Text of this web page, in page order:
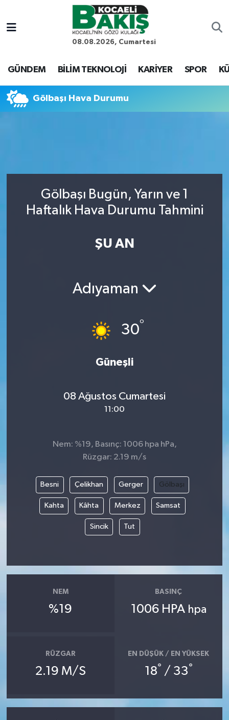
08.08.2026, Cumartesi
GÜNDEM BİLİM TEKNOLOJİ KARİYER SPOR
Gölbaşı Hava Durumu
Gölbaşı Bugün, Yarın ve 1
Haftalık Hava Durumu Tahmini
ŞU AN
Adıyaman
30°
Güneşli
08 Ağustos Cumartesi
11:00
Nem: %19, Basınç: 1006 hpa hPa,
Rüzgar: 2.19 m/s
Besni Çelikhan Gerger Gölbaşı
Kahta Kâhta Merkez Samsat
Sincik Tut
NEM
%19
BASINÇ
1006 HPA hpa
RÜZGAR
2.19 M/S
EN DÜŞÜK / EN YÜKSEK
18° / 33°
Kocaeli Nöbetçi Eczaneler
Kocaeli Hava Durumu
Haber Arşivi